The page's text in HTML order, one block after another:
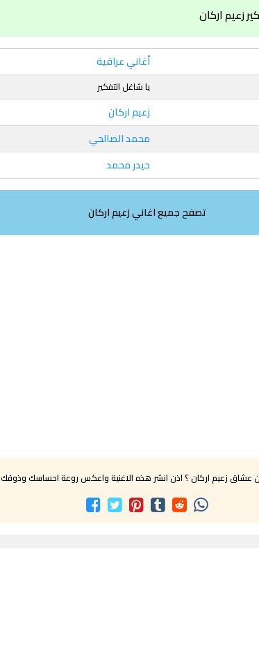
زعيم اركان
أغاني عراقية
يا شاغل التفكير
زعيم اركان
محمد الصالحي
حيدر محمد
تصفح جميع اغاني زعيم اركان
عشاق زعيم اركان ؟ اذن انشر هذه الاغنية واعكس روعة احساسك وذوقك